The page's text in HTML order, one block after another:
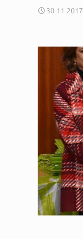
30-11-2017